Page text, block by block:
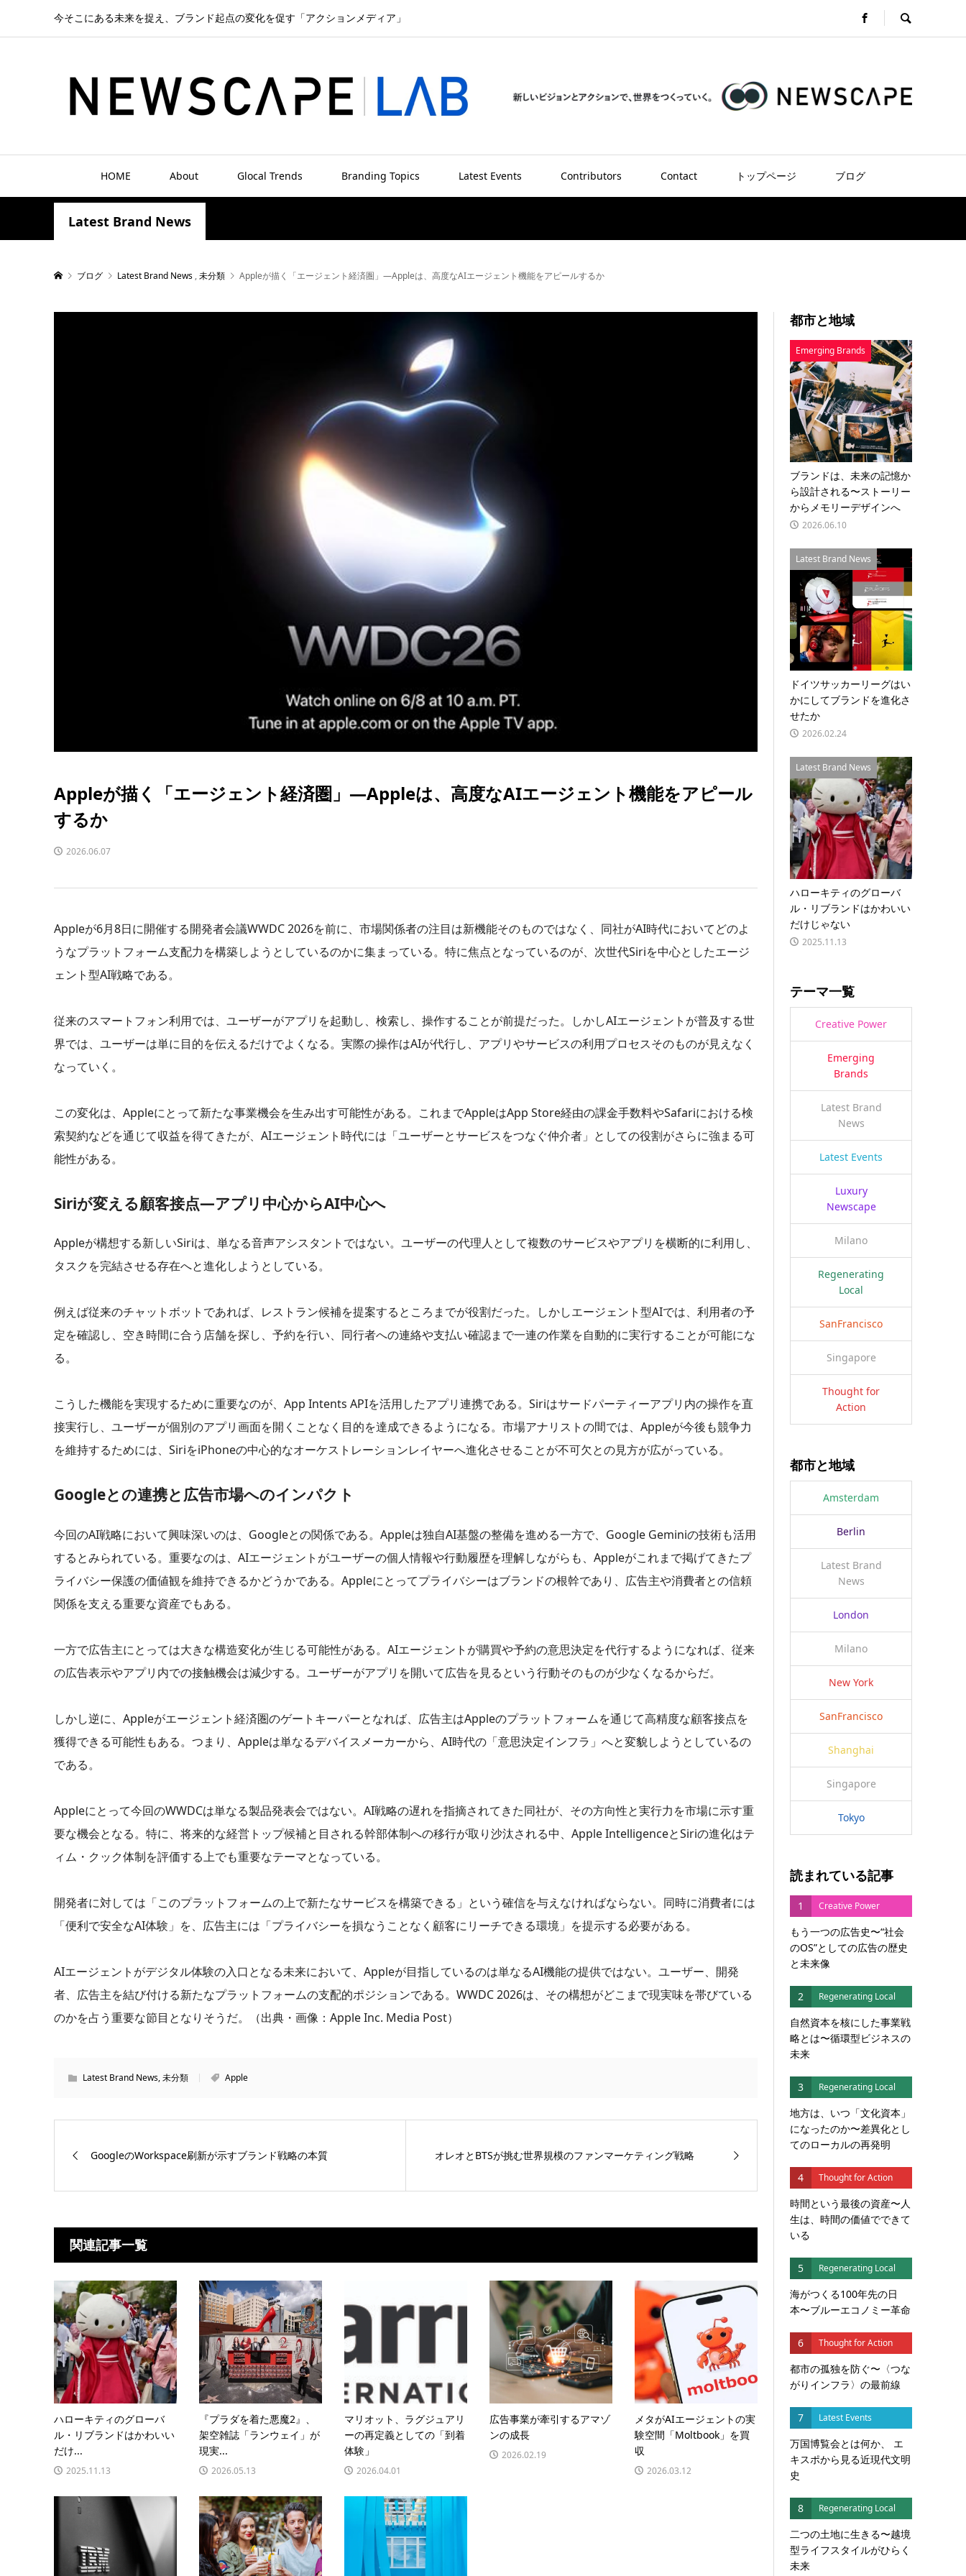
今そこにある未来を捉え、ブランド起点の変化を促す「アクションメディア」
HOME About Glocal Trends Branding Topics Latest Events Contributors Contact トップページ ブログ
Latest Brand News
ブログ Latest Brand News ,未分類 Appleが描く「エージェント経済圏」―Appleは、高度なAIエージェント機能をアピールするか
Appleが描く「エージェント経済圏」―Appleは、高度なAIエージェント機能をアピール
するか
2026.06.07
Appleが6月8日に開催する開発者会議WWDC 2026を前に、市場関係者の注目は新機能そのものではなく、同社がAI時代においてどのよ
うなプラットフォーム支配力を構築しようとしているのかに集まっている。特に焦点となっているのが、次世代Siriを中心としたエージ
ェント型AI戦略である。
従来のスマートフォン利用では、ユーザーがアプリを起動し、検索し、操作することが前提だった。しかしAIエージェントが普及する世
界では、ユーザーは単に目的を伝えるだけでよくなる。実際の操作はAIが代行し、アプリやサービスの利用プロセスそのものが見えなく
なっていく。
この変化は、Appleにとって新たな事業機会を生み出す可能性がある。これまでAppleはApp Store経由の課金手数料やSafariにおける検
索契約などを通じて収益を得てきたが、AIエージェント時代には「ユーザーとサービスをつなぐ仲介者」としての役割がさらに強まる可
能性がある。
Siriが変える顧客接点―アプリ中心からAI中心へ
Appleが構想する新しいSiriは、単なる音声アシスタントではない。ユーザーの代理人として複数のサービスやアプリを横断的に利用し、
タスクを完結させる存在へと進化しようとしている。
例えば従来のチャットボットであれば、レストラン候補を提案するところまでが役割だった。しかしエージェント型AIでは、利用者の予
定を確認し、空き時間に合う店舗を探し、予約を行い、同行者への連絡や支払い確認まで一連の作業を自動的に実行することが可能にな
る。
こうした機能を実現するために重要なのが、App Intents APIを活用したアプリ連携である。Siriはサードパーティーアプリ内の操作を直
接実行し、ユーザーが個別のアプリ画面を開くことなく目的を達成できるようになる。市場アナリストの間では、Appleが今後も競争力
を維持するためには、SiriをiPhoneの中心的なオーケストレーションレイヤーへ進化させることが不可欠との見方が広がっている。
Googleとの連携と広告市場へのインパクト
今回のAI戦略において興味深いのは、Googleとの関係である。Appleは独自AI基盤の整備を進める一方で、Google Geminiの技術も活用
するとみられている。重要なのは、AIエージェントがユーザーの個人情報や行動履歴を理解しながらも、Appleがこれまで掲げてきたプ
ライバシー保護の価値観を維持できるかどうかである。Appleにとってプライバシーはブランドの根幹であり、広告主や消費者との信頼
関係を支える重要な資産でもある。
一方で広告主にとっては大きな構造変化が生じる可能性がある。AIエージェントが購買や予約の意思決定を代行するようになれば、従来
の広告表示やアプリ内での接触機会は減少する。ユーザーがアプリを開いて広告を見るという行動そのものが少なくなるからだ。
しかし逆に、Appleがエージェント経済圏のゲートキーパーとなれば、広告主はAppleのプラットフォームを通じて高精度な顧客接点を
獲得できる可能性もある。つまり、Appleは単なるデバイスメーカーから、AI時代の「意思決定インフラ」へと変貌しようとしているの
である。
Appleにとって今回のWWDCは単なる製品発表会ではない。AI戦略の遅れを指摘されてきた同社が、その方向性と実行力を市場に示す重
要な機会となる。特に、将来的な経営トップ候補と目される幹部体制への移行が取り沙汰される中、Apple IntelligenceとSiriの進化はテ
ィム・クック体制を評価する上でも重要なテーマとなっている。
開発者に対しては「このプラットフォームの上で新たなサービスを構築できる」という確信を与えなければならない。同時に消費者には
「便利で安全なAI体験」を、広告主には「プライバシーを損なうことなく顧客にリーチできる環境」を提示する必要がある。
AIエージェントがデジタル体験の入口となる未来において、Appleが目指しているのは単なるAI機能の提供ではない。ユーザー、開発
者、広告主を結び付ける新たなプラットフォームの支配的ポジションである。WWDC 2026は、その構想がどこまで現実味を帯びている
のかを占う重要な節目となりそうだ。（出典・画像：Apple Inc. Media Post）
Latest Brand News,未分類 Apple
GoogleのWorkspace刷新が示すブランド戦略の本質 オレオとBTSが挑む世界規模のファンマーケティング戦略
関連記事一覧
ハローキティのグローバ
ル・リブランドはかわいい
だけ...
2025.11.13
『プラダを着た悪魔2』、
架空雑誌「ランウェイ」が
現実...
2026.05.13
マリオット、ラグジュアリ
ーの再定義としての「到着
体験」
2026.04.01
広告事業が牽引するアマゾ
ンの成長
2026.02.19
メタがAIエージェントの実
験空間「Moltbook」を買
収
2026.03.12
都市と地域
Emerging Brands
ブランドは、未来の記憶か
ら設計される〜ストーリー
からメモリーデザインへ
2026.06.10
Latest Brand News
ドイツサッカーリーグはい
かにしてブランドを進化さ
せたか
2026.02.24
Latest Brand News
ハローキティのグローバ
ル・リブランドはかわいい
だけじゃない
2025.11.13
テーマ一覧
Creative Power
Emerging
Brands
Latest Brand
News
Latest Events
Luxury
Newscape
Milano
Regenerating
Local
SanFrancisco
Singapore
Thought for
Action
都市と地域
Amsterdam
Berlin
Latest Brand
News
London
Milano
New York
SanFrancisco
Shanghai
Singapore
Tokyo
読まれている記事
1 Creative Power
もう一つの広告史〜“社会
のOS”としての広告の歴史
と未来像
2 Regenerating Local
自然資本を核にした事業戦
略とは〜循環型ビジネスの
未来
3 Regenerating Local
地方は、いつ「文化資本」
になったのか〜差異化とし
てのローカルの再発明
4 Thought for Action
時間という最後の資産〜人
生は、時間の価値でできて
いる
5 Regenerating Local
海がつくる100年先の日
本〜ブルーエコノミー革命
6 Thought for Action
都市の孤独を防ぐ〜〈つな
がりインフラ〉の最前線
7 Latest Events
万国博覧会とは何か、 エ
キスポから見る近現代文明
史
8 Regenerating Local
二つの土地に生きる〜越境
型ライフスタイルがひらく
未来